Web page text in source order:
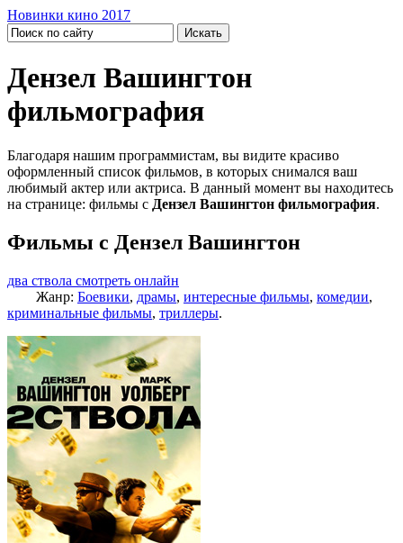
Новинки кино 2017
Дензел Вашингтон
фильмография
Благодаря нашим программистам, вы видите красиво
оформленный список фильмов, в которых снимался ваш
любимый актер или актриса. В данный момент вы находитесь
на странице: фильмы с Дензел Вашингтон фильмография.
Фильмы с Дензел Вашингтон
два ствола смотреть онлайн
Жанр: Боевики, драмы, интересные фильмы, комедии,
криминальные фильмы, триллеры.